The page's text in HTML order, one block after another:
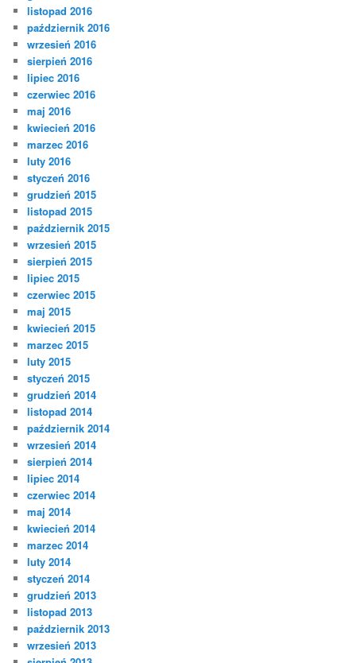
listopad 2016
październik 2016
wrzesień 2016
sierpień 2016
lipiec 2016
czerwiec 2016
maj 2016
kwiecień 2016
marzec 2016
luty 2016
styczeń 2016
grudzień 2015
listopad 2015
październik 2015
wrzesień 2015
sierpień 2015
lipiec 2015
czerwiec 2015
maj 2015
kwiecień 2015
marzec 2015
luty 2015
styczeń 2015
grudzień 2014
listopad 2014
październik 2014
wrzesień 2014
sierpień 2014
lipiec 2014
czerwiec 2014
maj 2014
kwiecień 2014
marzec 2014
luty 2014
styczeń 2014
grudzień 2013
listopad 2013
październik 2013
wrzesień 2013